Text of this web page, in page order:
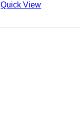
Quick View